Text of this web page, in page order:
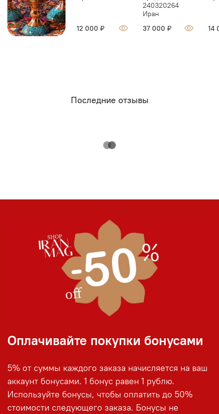
12 000 ₽
240320264
Иран
37 000 ₽
14
Последние отзывы
Оплачивайте покупки бонусами
5% от суммы каждого заказа начисляется на ваш
аккаунт бонусами. 1 бонус равен 1 рублю.
Используйте бонусы, чтобы оплатить до 50%
стоимости следующего заказа. Бонусы не